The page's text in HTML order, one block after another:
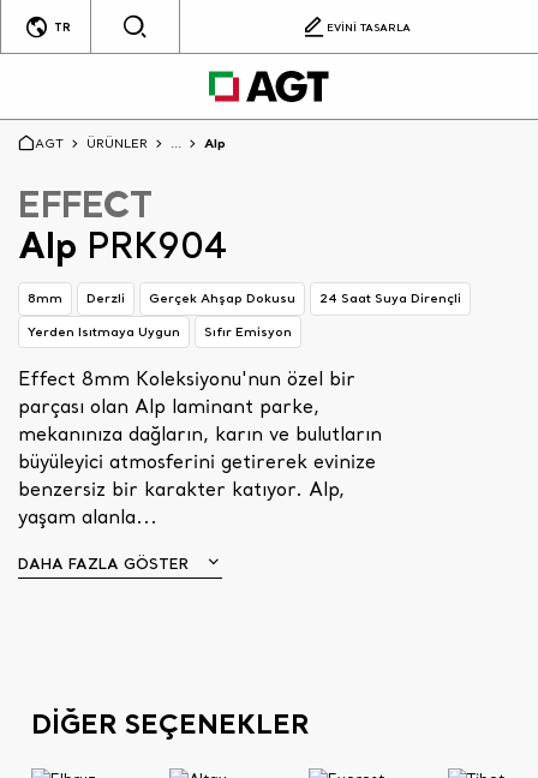
TR EVİNİ TASARLA
AGT ÜRÜNLER ... Alp
EFFECT
Alp PRK904
8mm Derzli Gerçek Ahşap Dokusu
24 Saat Suya Dirençli
Yerden Isıtmaya Uygun
Sıfır Emisyon
Effect 8mm Koleksiyonu'nun özel bir
parçası olan Alp laminant parke,
mekanınıza dağların, karın ve bulutların
büyüleyici atmosferini getirerek evinize
benzersiz bir karakter katıyor. Alp,
yaşam alanla...
DAHA FAZLA GÖSTER
DİĞER SEÇENEKLER